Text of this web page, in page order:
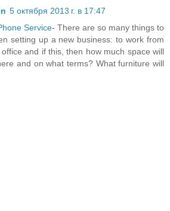
5 октября 2013 г. в 17:47
Service- There are so many things to
setting up a new business: to work from
and if this, then how much space will
and on what terms? What furniture will